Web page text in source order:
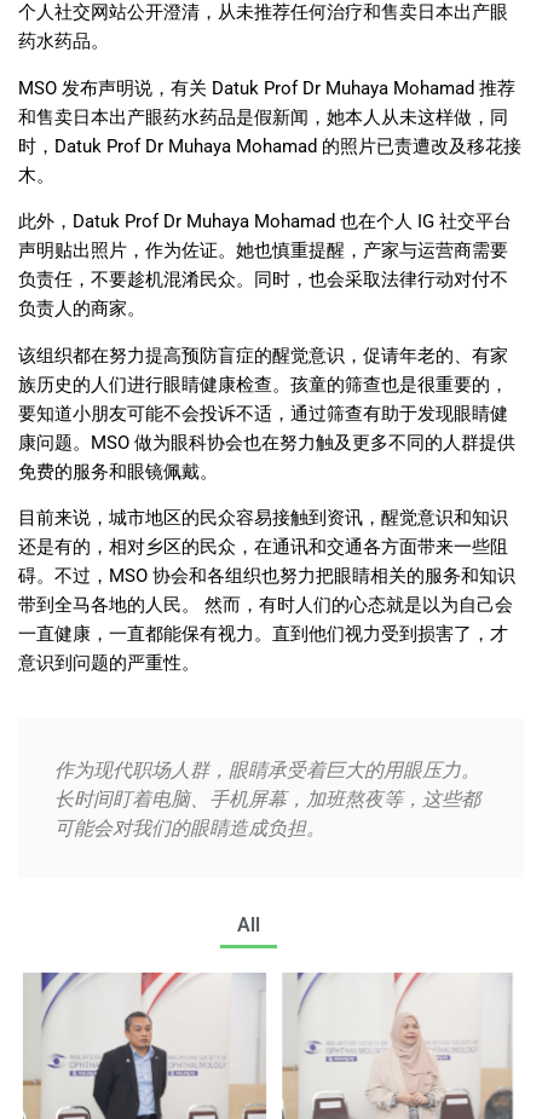
个人社交网站公开澄清，从未推荐任何治疗和售卖日本出产眼
药水药品。
MSO 发布声明说，有关 Datuk Prof Dr Muhaya Mohamad 推荐
和售卖日本出产眼药水药品是假新闻，她本人从未这样做，同
时， Datuk Prof Dr Muhaya Mohamad 的照片已责遭改及移花接
木。
此外， Datuk Prof Dr Muhaya Mohamad 也在个人 IG 社交平台
声明贴出照片，作为佐证。她也慎重提醒，产家与运营商需要
负责任，不要趁机混淆民众。同时，也会采取法律行动对付不
负责人的商家。
该组织都在努力提高预防盲症的醒觉意识，促请年老的、有家
族历史的人们进行眼睛健康检查。孩童的筛查也是很重要的，
要知道小朋友可能不会投诉不适，通过筛查有助于发现眼睛健
康问题。 MSO 做为眼科协会也在努力触及更多不同的人群提供
免费的服务和眼镜佩戴。
目前来说，城市地区的民众容易接触到资讯，醒觉意识和知识
还是有的，相对乡区的民众，在通讯和交通各方面带来一些阻
碍。不过， MSO 协会和各组织也努力把眼睛相关的服务和知识
带到全马各地的人民。 然而，有时人们的心态就是以为自己会
一直健康，一直都能保有视力。直到他们视力受到损害了，才
意识到问题的严重性。
作为现代职场人群，眼睛承受着巨大的用眼压力。
长时间盯着电脑、手机屏幕，加班熬夜等，这些都
可能会对我们的眼睛造成负担。
All